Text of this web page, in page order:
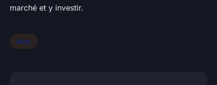
marché et y investir.
Actu